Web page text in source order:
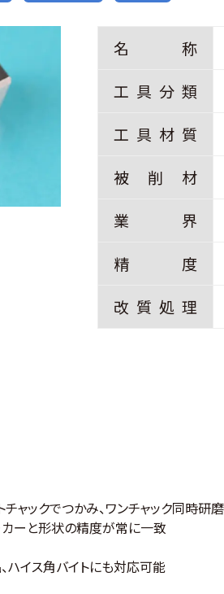
名 称
工 具 分 類
工 具 材 質
被
削 材
業
界
精
度
改 質 処 理
ャックでつかみ、ワンチャック同時研磨
ーと形状の精度が常に一致
ハイス角バイトにも対応可能